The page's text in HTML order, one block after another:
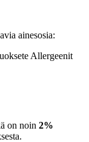
ainesosia:
Allergeenit
on noin 2%